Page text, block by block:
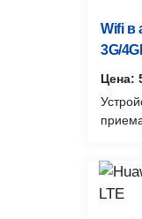
Wifi в
3G/
Цена: